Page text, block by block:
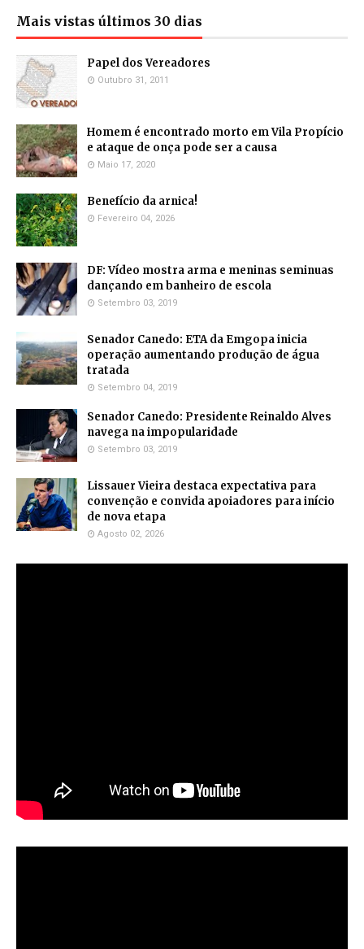
Mais vistas últimos 30 dias
Papel dos Vereadores
Outubro 31, 2011
Homem é encontrado morto em Vila Propício
e ataque de onça pode ser a causa
Maio 17, 2020
Benefício da arnica!
Fevereiro 04, 2026
DF: Vídeo mostra arma e meninas seminuas
dançando em banheiro de escola
Setembro 03, 2019
Senador Canedo: ETA da Emgopa inicia
operação aumentando produção de água
tratada
Setembro 04, 2019
Senador Canedo: Presidente Reinaldo Alves
navega na impopularidade
Setembro 03, 2019
Lissauer Vieira destaca expectativa para
convenção e convida apoiadores para início
de nova etapa
Agosto 02, 2026